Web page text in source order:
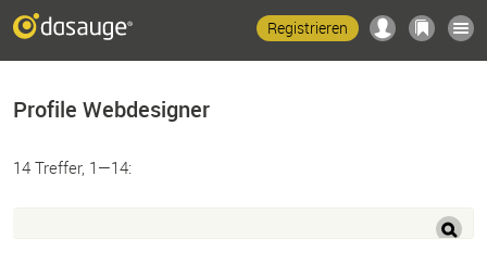
Registrieren
Profile Webdesigner
14 Treffer, 1—14: